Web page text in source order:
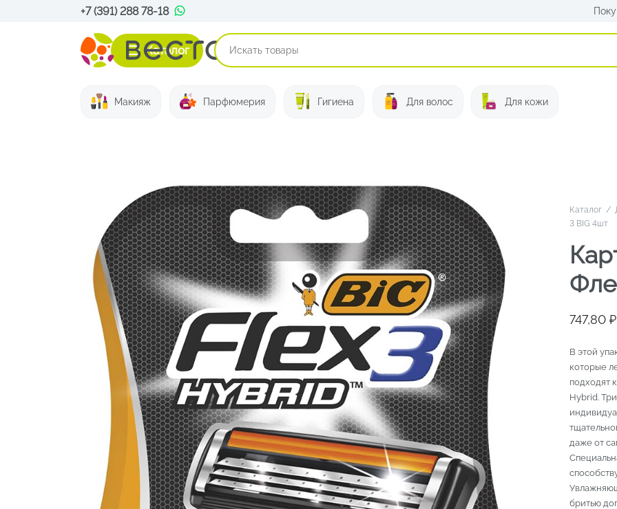
+7 (391) 288 78-18
Каталог
Макияж Парфюмерия Гигиена Для волос Для кожи
Каталог /
3 BIG 4шт
747,80 ₽
В этой
которые
подходят
Hybrid.
даже от
бритью